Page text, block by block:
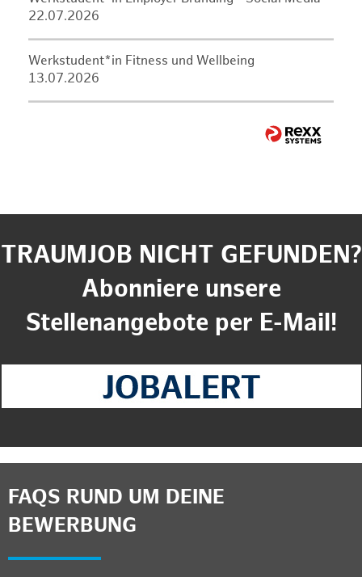
22.07.2026
Werkstudent*in Fitness und Wellbeing
13.07.2026
TRAUMJOB NICHT GEFUNDEN?
Abonniere unsere
Stellenangebote per E-Mail!
FAQS RUND UM DEINE
BEWERBUNG